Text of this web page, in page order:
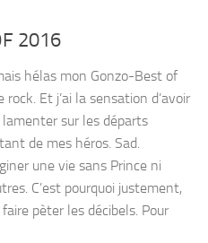
2016
hélas mon Gonzo-Best of
Et j’ai la sensation d’avoir
sur les départs
de mes héros. Sad.
une vie sans Prince ni
C’est pourquoi justement,
pèter les décibels. Pour